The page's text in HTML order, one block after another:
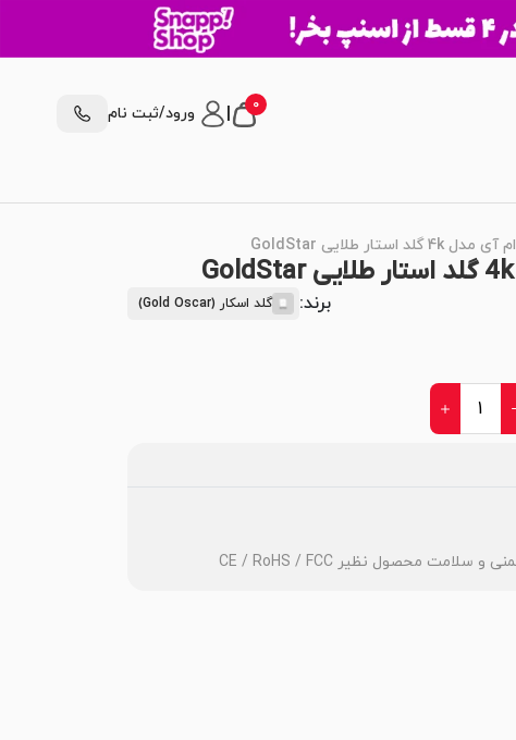
0
| ورود/ثبت نام
برند: گلد اسکار (Gold Oscar)